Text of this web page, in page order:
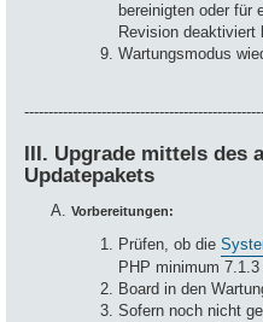
bereinigten oder für
Revision deaktiviert
Wartungsmodus
III. Upgrade mittels des
Updatepakets
Vorbereitungen:
Prüfen, ob die
PHP minimum
Board in den
Sofern noch nicht